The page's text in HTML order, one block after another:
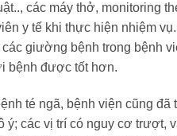
các máy thở, monitoring
y tế khi thực hiện nhiệm
các giường bệnh trong bệnh
bệnh được tốt hơn.
té ngã, bệnh viện cũng
ý; các vị trí có nguy cơ